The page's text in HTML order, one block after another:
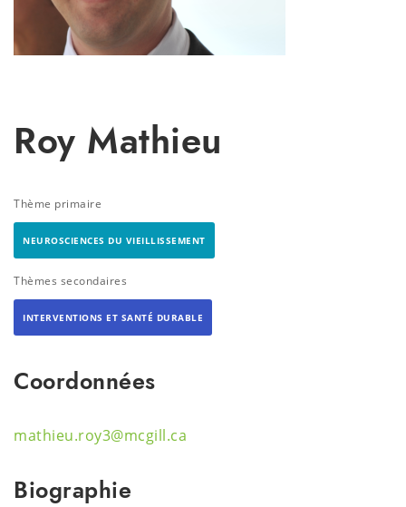
Roy Mathieu
Thème primaire
NEUROSCIENCES DU VIEILLISSEMENT
Thèmes secondaires
INTERVENTIONS ET SANTÉ DURABLE
Coordonnées
mathieu.roy3@mcgill.ca
Biographie